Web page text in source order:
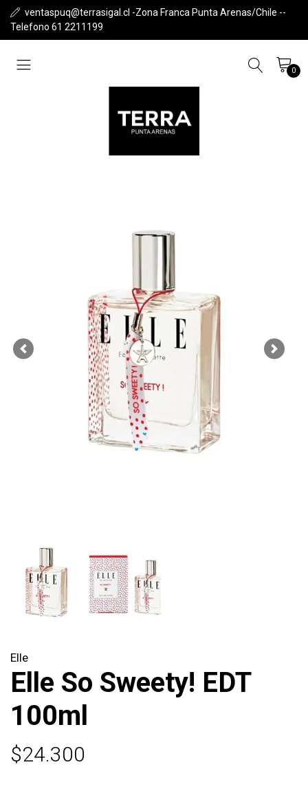
ventaspuq@terrasigal.cl -Zona Franca Punta Arenas/Chile --
Telefono 61 2211199
0
Previous Next
Elle
Elle So Sweety! EDT
100ml
$24.300